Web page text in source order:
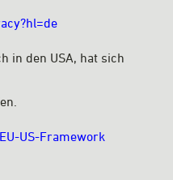
in den USA, hat sich
US-Framework